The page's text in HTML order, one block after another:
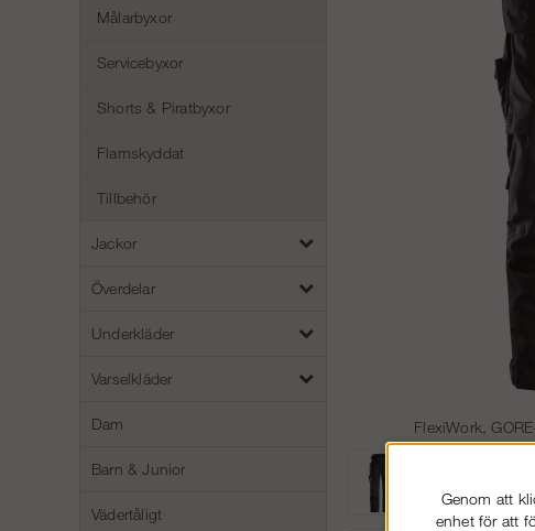
Målarbyxor
Servicebyxor
Shorts & Piratbyxor
Flamskyddat
Tillbehör
Jackor
Överdelar
Underkläder
Varselkläder
Dam
Barn & Junior
Vädertåligt
FlexiWork,
Genom att
enhet för att